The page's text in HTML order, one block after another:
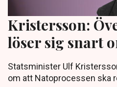
Kristersson:
löser sig snart
Statsminister Ulf
om att Natoprocessen ska